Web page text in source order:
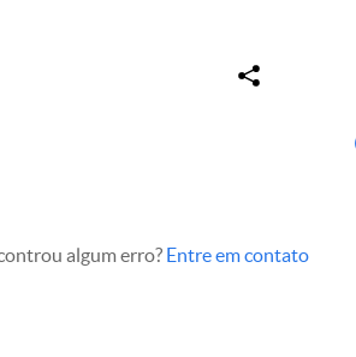
algum erro? Entre em contato